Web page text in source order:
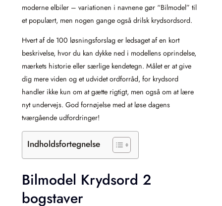
moderne elbiler – variationen i navnene gør “Bilmodel” til
et populært, men nogen gange også drilsk krydsordsord.
Hvert af de 100 løsningsforslag er ledsaget af en kort
beskrivelse, hvor du kan dykke ned i modellens oprindelse,
mærkets historie eller særlige kendetegn. Målet er at give
dig mere viden og et udvidet ordforråd, for krydsord
handler ikke kun om at gætte rigtigt, men også om at lære
nyt undervejs. God fornøjelse med at løse dagens
tværgående udfordringer!
Indholdsfortegnelse
Bilmodel Krydsord 2
bogstaver